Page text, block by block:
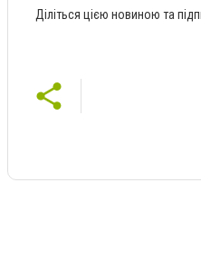
Діліться цією новиною та